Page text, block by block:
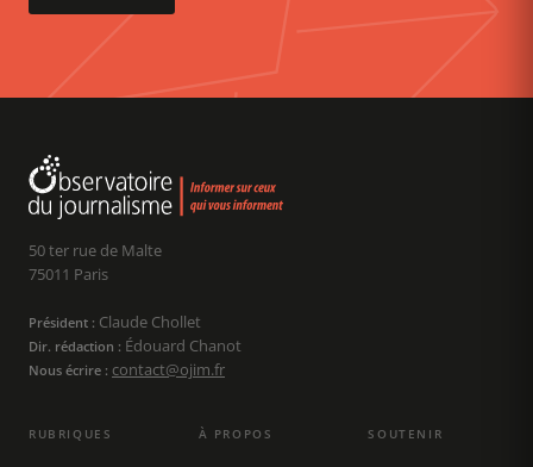
50 ter rue de Malte
75011 Paris
Président : Claude Chollet
Dir. rédaction : Édouard Chanot
Nous écrire : contact@ojim.fr
RUBRIQUES À PROPOS SOUTENIR